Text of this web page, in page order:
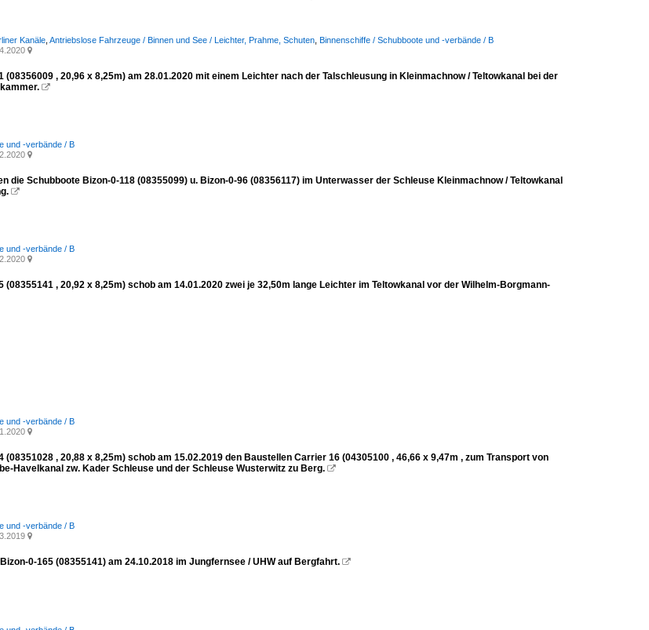
Kanäle Antriebslose Fahrzeuge / Binnen und See / Leichter, Prahme, Schuten Binnenschiffe / Schubboote und -verbände / B

(08356009 , 20,96 x 8,25m) am 28.01.2020 mit einem Leichter nach der Talschleusung in Kleinmachnow / Teltowkanal bei der

und -verbände / B

die Schubboote Bizon-0-118 (08355099) u. Bizon-0-96 (08356117) im Unterwasser der Schleuse Kleinmachnow / Teltowkanal

und -verbände / B

(08355141 , 20,92 x 8,25m) schob am 14.01.2020 zwei je 32,50m lange Leichter im Teltowkanal vor der Wilhelm-Borgmann-
und -verbände / B

(08351028 , 20,88 x 8,25m) schob am 15.02.2019 den Baustellen Carrier 16 (04305100 , 46,66 x 9,47m , zum Transport von
Havelkanal zw. Kader Schleuse und der Schleuse Wusterwitz zu Berg. 
und -verbände / B

0-165 (08355141) am 24.10.2018 im Jungfernsee / UHW auf Bergfahrt. 